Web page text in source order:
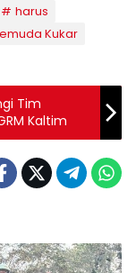
harus
Kukar
Tim
Kaltim